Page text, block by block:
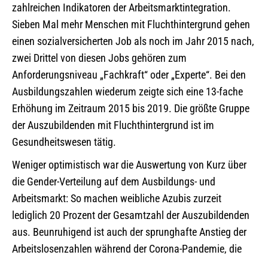
zahlreichen Indikatoren der Arbeitsmarktintegration.
Sieben Mal mehr Menschen mit Fluchthintergrund gehen
einen sozialversicherten Job als noch im Jahr 2015 nach,
zwei Drittel von diesen Jobs gehören zum
Anforderungsniveau „Fachkraft“ oder „Experte“. Bei den
Ausbildungszahlen wiederum zeigte sich eine 13-fache
Erhöhung im Zeitraum 2015 bis 2019. Die größte Gruppe
der Auszubildenden mit Fluchthintergrund ist im
Gesundheitswesen tätig.
Weniger optimistisch war die Auswertung von Kurz über
die Gender-Verteilung auf dem Ausbildungs- und
Arbeitsmarkt: So machen weibliche Azubis zurzeit
lediglich 20 Prozent der Gesamtzahl der Auszubildenden
aus. Beunruhigend ist auch der sprunghafte Anstieg der
Arbeitslosenzahlen während der Corona-Pandemie, die